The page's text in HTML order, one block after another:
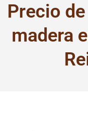
Precio
madera